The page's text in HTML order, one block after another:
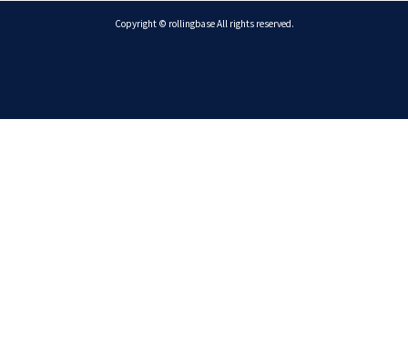
Copyright © rollingbase All rights reserved.